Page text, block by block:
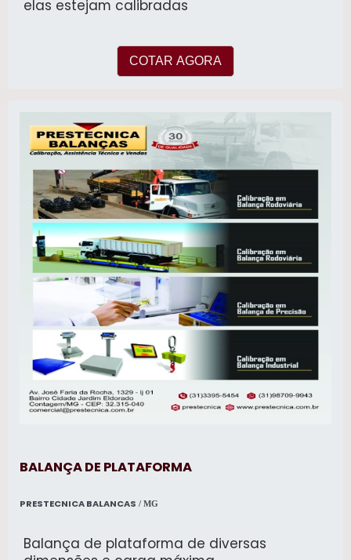
elas estejam calibradas
COTAR AGORA
BALANÇA DE PLATAFORMA
PRESTECNICA BALANCAS / MG
Balança de plataforma de diversas